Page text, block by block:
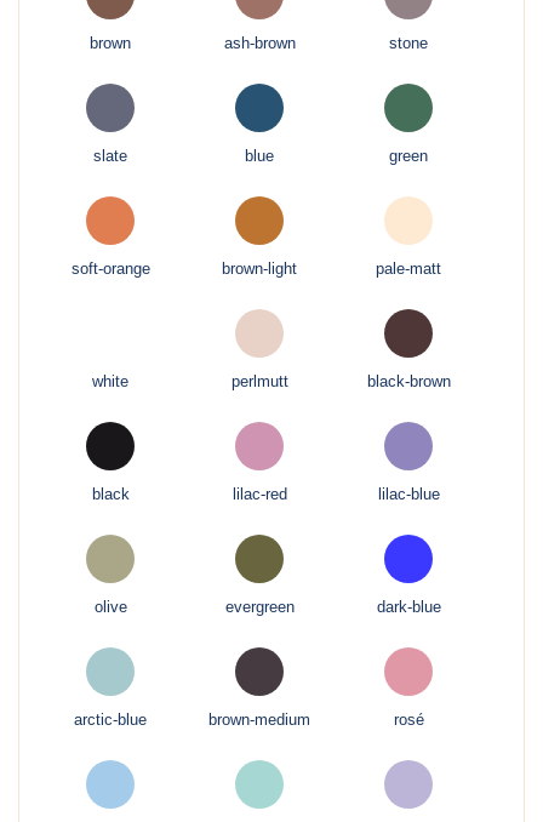
brown ash-brown stone
slate blue green
soft-orange brown-light pale-matt
white perlmutt black-brown
black lilac-red lilac-blue
olive evergreen dark-blue
arctic-blue brown-medium rosé